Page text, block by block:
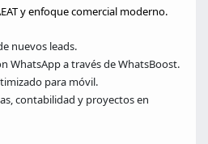
y enfoque comercial moderno.
nuevos leads.
WhatsApp a través de WhatsBoost.
para móvil.
contabilidad y proyectos en